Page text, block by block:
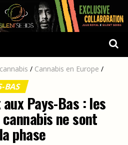
/ Cannabis en Europe /
BAS
Pays-Bas : les
ne sont
phase